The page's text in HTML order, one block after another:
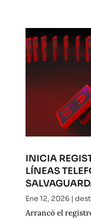
INICIA
LÍNEAS
Ene 12, 2026|
Arrancó el